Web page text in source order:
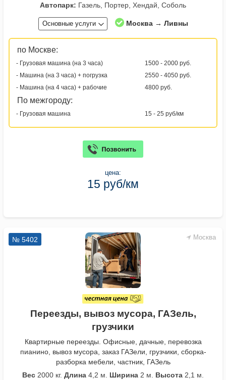
Автопарк: Газель, Портер, Хендай, Соболь
Основные услуги Москва → Ливны
по Москве:
- Грузовая машина (на 3 часа)
1500 - 2000 руб.
- Машина (на 3 часа) + погрузка
2550 - 4050 руб.
- Машина (на 4 часа) + рабочие
4800 руб.
По межгороду:
- Грузовая машина 15 - 25 руб/км
цена:
15 руб/км
Москва
№ 5402
Переезды, вывоз мусора, ГАЗель,
грузчики
Квартирные переезды. Офисные, дачные, перевозка
пианино, вывоз мусора, заказ ГАЗели, грузчики, сборка-
разборка мебели, частник, ГАЗель
Вес 2000 кг. Длина 4,2 м. Ширина 2 м. Высота 2,1 м.